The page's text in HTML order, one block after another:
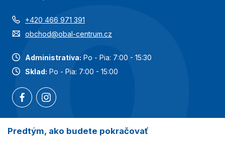
+420 466 971 391
obchod@obal-centrum.cz
Administratíva: Po - Pia: 7:00 - 15:30
Sklad: Po - Pia: 7:00 - 15:00
Najobľúbenejšie kategórie
Predtým, ako budete pokračovať